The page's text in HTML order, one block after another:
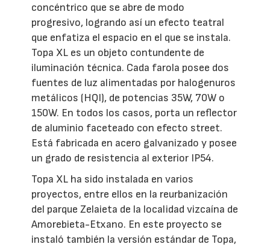
concéntrico que se abre de modo
progresivo, logrando así un efecto teatral
que enfatiza el espacio en el que se instala.
Topa XL es un objeto contundente de
iluminación técnica. Cada farola posee dos
fuentes de luz alimentadas por halogenuros
metálicos (HQI), de potencias 35W, 70W o
150W. En todos los casos, porta un reflector
de aluminio faceteado con efecto street.
Está fabricada en acero galvanizado y posee
un grado de resistencia al exterior IP54.
Topa XL ha sido instalada en varios
proyectos, entre ellos en la reurbanización
del parque Zelaieta de la localidad vizcaína de
Amorebieta-Etxano. En este proyecto se
instaló también la versión estándar de Topa,